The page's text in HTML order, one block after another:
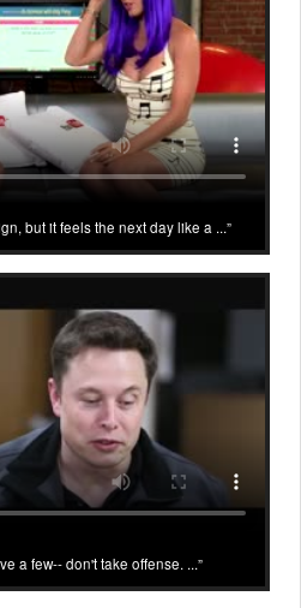
but it feels the next day like a ...
a few-- don't take offense. ...